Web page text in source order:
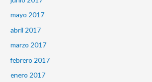
mayo 2017
abril 2017
marzo 2017
febrero 2017
enero 2017